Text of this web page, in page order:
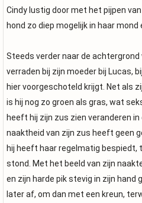
Cindy lustig door met het pijpen
hond zo diep mogelijk in haar mond
Steeds verder naar de
verraden bij zijn moeder bij Lucas,
hier voorgeschoteld krijgt. Net als
is hij nog zo groen als gras, wat
heeft hij zijn zus zien veranderen in
naaktheid van zijn zus heeft geen
hij heeft haar regelmatig bespiedt,
stond. Met het beeld van zijn
en zijn harde pik stevig in zijn hand
later af, om dan met een kreun,